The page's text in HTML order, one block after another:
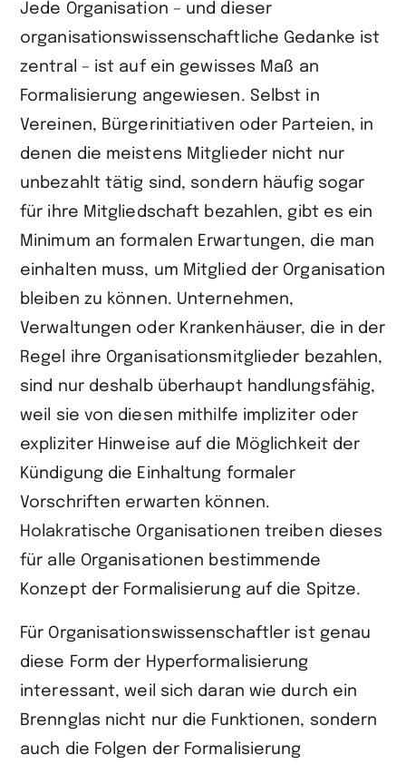
Jede Organisation – und dieser
organisationswissenschaftliche Gedanke ist
zentral – ist auf ein gewisses Maß an
Formalisierung angewiesen. Selbst in
Vereinen, Bürgerinitiativen oder Parteien, in
denen die meistens Mitglieder nicht nur
unbezahlt tätig sind, sondern häufig sogar
für ihre Mitgliedschaft bezahlen, gibt es ein
Minimum an formalen Erwartungen, die man
einhalten muss, um Mitglied der Organisation
bleiben zu können. Unternehmen,
Verwaltungen oder Krankenhäuser, die in der
Regel ihre Organisationsmitglieder bezahlen,
sind nur deshalb überhaupt handlungsfähig,
weil sie von diesen mithilfe impliziter oder
expliziter Hinweise auf die Möglichkeit der
Kündigung die Einhaltung formaler
Vorschriften erwarten können.
Holakratische Organisationen treiben dieses
für alle Organisationen bestimmende
Konzept der Formalisierung auf die Spitze.
Für Organisationswissenschaftler ist genau
diese Form der Hyperformalisierung
interessant, weil sich daran wie durch ein
Brennglas nicht nur die Funktionen, sondern
auch die Folgen der Formalisierung